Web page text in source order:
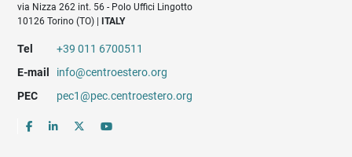
via Nizza 262 int. 56 - Polo Uffici Lingotto
10126 Torino (TO) |
ITALY
Tel
+39 011 6700511
E-mail
info@centroestero.org
PEC
pec1@pec.centroestero.org